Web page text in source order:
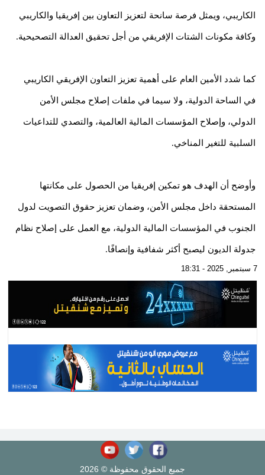
الكاريبي، ويمثل فرصة سانحة لتعزيز التعاون بين إفريقيا والكاريبي
وكافة مكونات الشتات الإفريقي من أجل تحقيق العدالة التصحيحية.
كما شدد الأمين العام على أهمية تعزيز التعاون الإفريقي الكاريبي
في الساحة الدولية، ولا سيما في ملفات إصلاح مجلس الأمن
الدولي، وإصلاح المؤسسات المالية العالمية، والتصدي للتداعيات
السلبية للتغير المناخي.
وأوضح أن الهدف هو تمكين إفريقيا من الحصول على مكانتها
المستحقة داخل مجلس الأمن، وضمان تعزيز حقوق التصويت لدول
الجنوب في المؤسسات المالية الدولية، مع العمل على إصلاح نظام
جدولة الديون ليصبح أكثر شفافية وإنصافًا.
7 سبتمبر, 2025 - 18:31
جميع الحقوق محفوظة © 2026